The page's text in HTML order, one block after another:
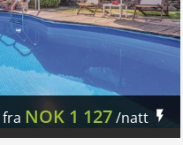
fra NOK 1 127/natt